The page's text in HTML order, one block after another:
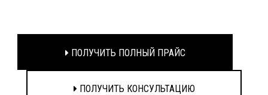
ПОЛУЧИТЬ ПОЛНЫЙ ПРАЙС
ПОЛУЧИТЬ КОНСУЛЬТАЦИЮ